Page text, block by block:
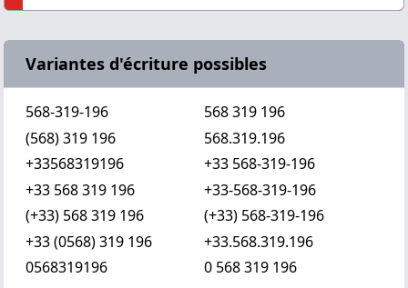
Variantes d'écriture possibles
568-319-196
568 319 196
(568) 319 196
568.319.196
+33568319196
+33 568-319-196
+33 568 319 196
+33-568-319-196
(+33) 568 319 196
(+33) 568-319-196
+33 (0568) 319 196
+33.568.319.196
0568319196
0 568 319 196